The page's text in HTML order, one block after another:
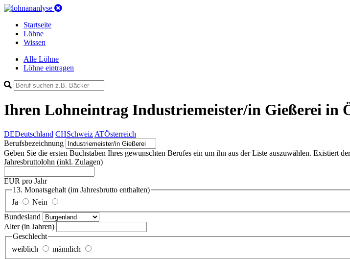
Startseite
Löhne
Wissen
Alle Löhne
Löhne eintragen
Ihren Lohneintrag Industriemeister/in Gießerei in
DEDeutschland CHSchweiz ATÖsterreich
Berufsbezeichnung
Geben Sie die ersten Buchstaben Ihres gewunschten Berufes ein um ihn aus der Liste auszuwählen. Existiert
Jahresbruttolohn (inkl. Zulagen)
EUR pro Jahr
13. Monatsgehalt (im Jahresbrutto enthalten)
Ja
Nein
Bundesland
Alter(in Jahren)
Geschlecht
weiblich
männlich